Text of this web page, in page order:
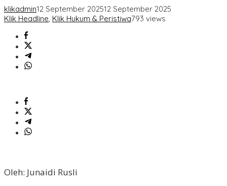
klikadmin12 September 202512 September 2025
Klik Headline, Klik Hukum & Peristiwa793 views
Oleh: Junaidi Rusli